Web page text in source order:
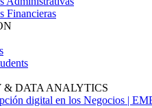
Financieras
DATA ANALYTICS
digital en los Negocios |